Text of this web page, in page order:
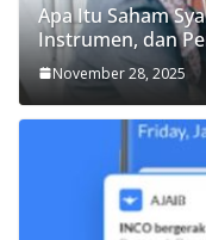
Apa Itu Saham
Instrumen, dan
November 28, 2025